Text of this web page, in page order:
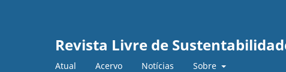
Revista Livre de
Atual Acervo Notícias Sobre